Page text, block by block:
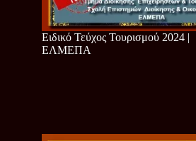
Ειδικό Τεύχος Τουρισμού 2024 |
ΕΛΜΕΠΑ